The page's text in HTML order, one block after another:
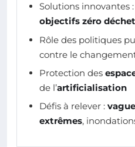
Solutions innovantes :
objectifs zéro déchet
Rôle des politiques
contre le
Protection des
de l’artificialisation
Défis à relever :
extrêmes,